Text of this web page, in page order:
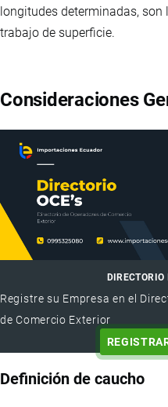
longitudes determinadas,
trabajo de superficie.
Consideraciones
DIRECTORIO
Registre su Empresa en el
de Comercio Exterior
Definición de caucho